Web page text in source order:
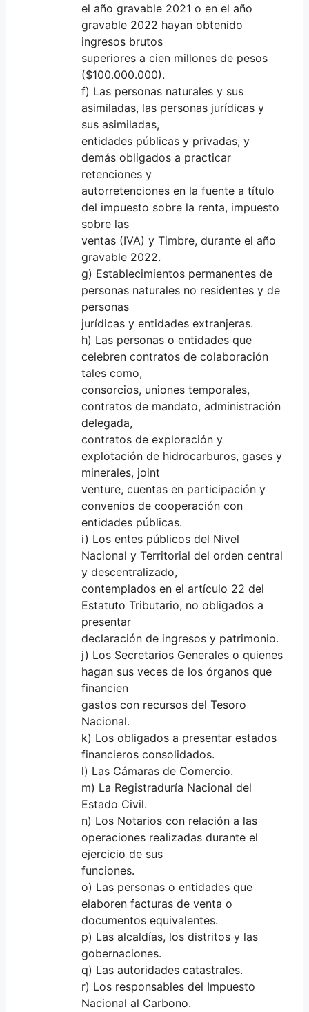
el año gravable 2021 o en el año
gravable 2022 hayan obtenido
ingresos brutos
superiores a cien millones de pesos
($100.000.000).
f) Las personas naturales y sus
asimiladas, las personas jurídicas y
sus asimiladas,
entidades públicas y privadas, y
demás obligados a practicar
retenciones y
autorretenciones en la fuente a título
del impuesto sobre la renta, impuesto
sobre las
ventas (IVA) y Timbre, durante el año
gravable 2022.
g) Establecimientos permanentes de
personas naturales no residentes y de
personas
jurídicas y entidades extranjeras.
h) Las personas o entidades que
celebren contratos de colaboración
tales como,
consorcios, uniones temporales,
contratos de mandato, administración
delegada,
contratos de exploración y
explotación de hidrocarburos, gases y
minerales, joint
venture, cuentas en participación y
convenios de cooperación con
entidades públicas.
i) Los entes públicos del Nivel
Nacional y Territorial del orden central
y descentralizado,
contemplados en el artículo 22 del
Estatuto Tributario, no obligados a
presentar
declaración de ingresos y patrimonio.
j) Los Secretarios Generales o quienes
hagan sus veces de los órganos que
financien
gastos con recursos del Tesoro
Nacional.
k) Los obligados a presentar estados
financieros consolidados.
l) Las Cámaras de Comercio.
m) La Registraduría Nacional del
Estado Civil.
n) Los Notarios con relación a las
operaciones realizadas durante el
ejercicio de sus
funciones.
o) Las personas o entidades que
elaboren facturas de venta o
documentos equivalentes.
p) Las alcaldías, los distritos y las
gobernaciones.
q) Las autoridades catastrales.
r) Los responsables del Impuesto
Nacional al Carbono.